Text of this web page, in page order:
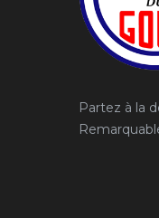
Partez à la